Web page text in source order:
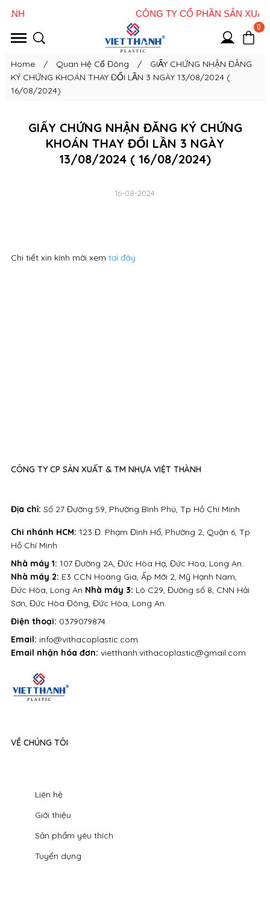
0
Home / Quan Hệ Cổ Đông /
GIẤY CHỨNG NHẬN ĐĂNG
KÝ CHỨNG KHOÁN THAY ĐỔI LẦN 3 NGÀY 13/08/2024 (
16/08/2024)
GIẤY CHỨNG NHẬN ĐĂNG KÝ CHỨNG
KHOÁN THAY ĐỔI LẦN 3 NGÀY
13/08/2024 ( 16/08/2024)
16-08-2024
Chi tiết xin kính mời xem tại đây
VỀ CHÚNG TÔI
Liên hệ
Giới thiệu
Sản phẩm yêu thích
Tuyển dụng
Địa chỉ: Số 27 Đường 59, Phường Bình Phú, Tp Hồ Chí Minh
Điện thoại: 0379079874
Email: info@vithacoplastic.com
Email nhận hóa đơn: vietthanh.vithacoplastic@gmail.com
CÔNG TY CP SẢN XUẤT & TM NHỰA VIỆT THÀNH
Nhà máy 1: 107 Đường 2A, Đức Hòa Hạ, Đức Hòa, Long An..
Nhà máy 2: E3 CCN Hoàng Gia, Ấp Mới 2, Mỹ Hạnh Nam,
Đức Hòa, Long An Nhà máy 3: Lô C29, Đường số 8, CNN Hải
Sơn, Đức Hòa Đông, Đức Hòa, Long An.
Chi nhánh HCM: 123 Đ. Phạm Đình Hổ, Phường 2, Quận 6, Tp
Hồ Chí Minh